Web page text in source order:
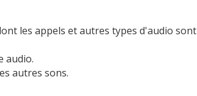
les appels et autres types d'audio sont
audio.
autres sons.